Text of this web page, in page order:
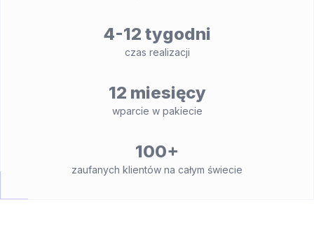
4-12 tygodni
czas realizacji
12 miesięcy
wparcie w pakiecie
100+
zaufanych klientów na całym świecie